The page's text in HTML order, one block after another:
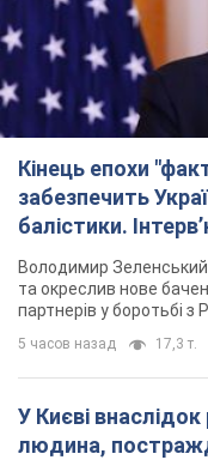
Кінець епохи
забезпечить
балістики.
Володимир Зеленський
та окреслив нове
партнерів у боротьбі з
5 часов назад 17,3 т.
У Києві внаслідок
людина,